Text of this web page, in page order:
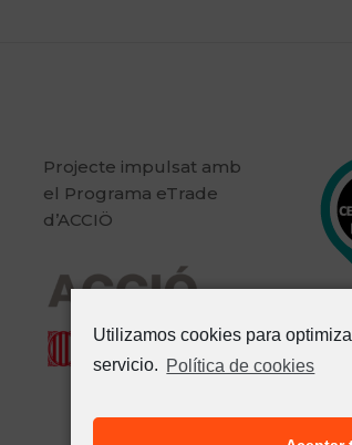
Projecte impulsat amb
el Programa eTrade
d’ACCIÖ
Utilizamos cookies para
servicio. Política de cookies